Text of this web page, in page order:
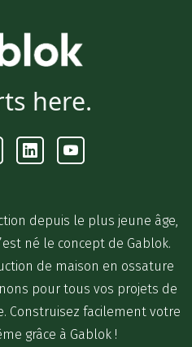
here.
LinkedinYoutube
depuis le plus jeune âge,
né le concept de Gablok.
de maison en ossature
pour tous vos projets de
Construisez facilement votre
grâce à Gablok !